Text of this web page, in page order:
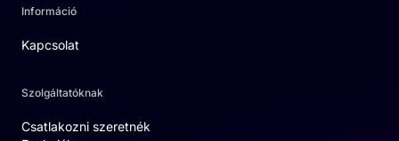
Információ
Kapcsolat
Szolgáltatóknak
Csatlakozni szeretnék